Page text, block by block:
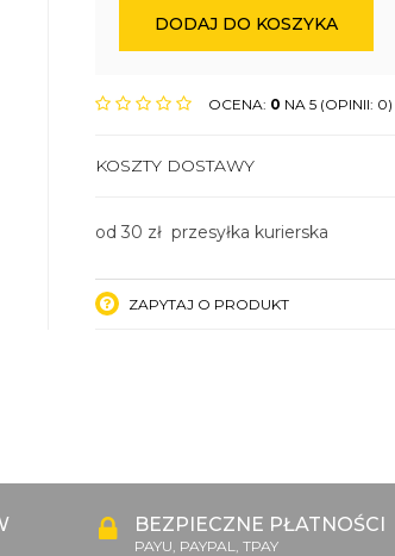
DODAJ DO KOSZYKA
OCENA: 0 NA 5 (OPINII: 0)
KOSZTY DOSTAWY
od 30 zł przesyłka kurierska
ZAPYTAJ O PRODUKT
BEZPIECZNE PŁATNOŚCI
PAYU, PAYPAL, TPAY